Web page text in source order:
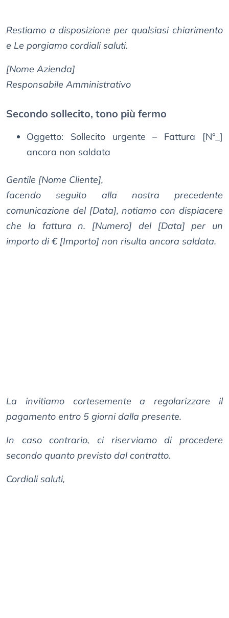
Restiamo a disposizione per qualsiasi chiarimento
e Le porgiamo cordiali saluti.
[Nome Azienda]
Responsabile Amministrativo
Secondo sollecito, tono più fermo
Oggetto: Sollecito urgente – Fattura [N°_]
ancora non saldata
Gentile [Nome Cliente],
facendo seguito alla nostra precedente
comunicazione del [Data], notiamo con dispiacere
che la fattura n. [Numero] del [Data] per un
importo di € [Importo] non risulta ancora saldata.
La invitiamo cortesemente a regolarizzare il
pagamento entro 5 giorni dalla presente.
In caso contrario, ci riserviamo di procedere
secondo quanto previsto dal contratto.
Cordiali saluti,